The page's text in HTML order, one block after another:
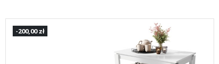
-200,00 zł